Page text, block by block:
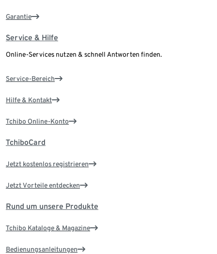
Garantie
Service & Hilfe
Online-Services nutzen & schnell Antworten finden.
Service-Bereich
Hilfe & Kontakt
Tchibo Online-Konto
TchiboCard
Jetzt kostenlos registrieren
Jetzt Vorteile entdecken
Rund um unsere Produkte
Tchibo Kataloge & Magazine
Bedienungsanleitungen